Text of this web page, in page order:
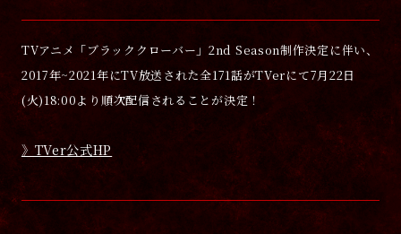
TVアニメ「ブラッククローバー」2nd Season制作決定に伴い、
2017年~2021年にTV放送された全171話がTVerにて7月22日
(火)18:00より順次配信されることが決定！
》TVer公式HP